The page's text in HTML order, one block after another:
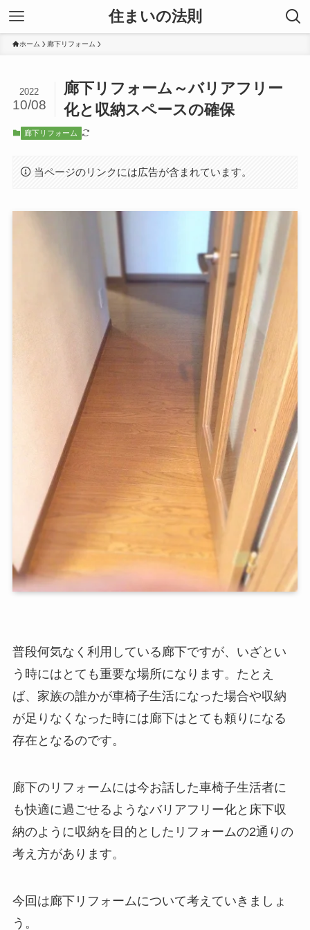
住まいの法則
ホーム 廊下リフォーム
廊下リフォーム～バリアフリー
化と収納スペースの確保
2022
10/08
廊下リフォーム
当ページのリンクには広告が含まれています。
普段何気なく利用している廊下ですが、いざとい
う時にはとても重要な場所になります。たとえ
ば、家族の誰かが車椅子生活になった場合や収納
が足りなくなった時には廊下はとても頼りになる
存在となるのです。
廊下のリフォームには今お話した車椅子生活者に
も快適に過ごせるようなバリアフリー化と床下収
納のように収納を目的としたリフォームの2通りの
考え方があります。
今回は廊下リフォームについて考えていきましょ
う。